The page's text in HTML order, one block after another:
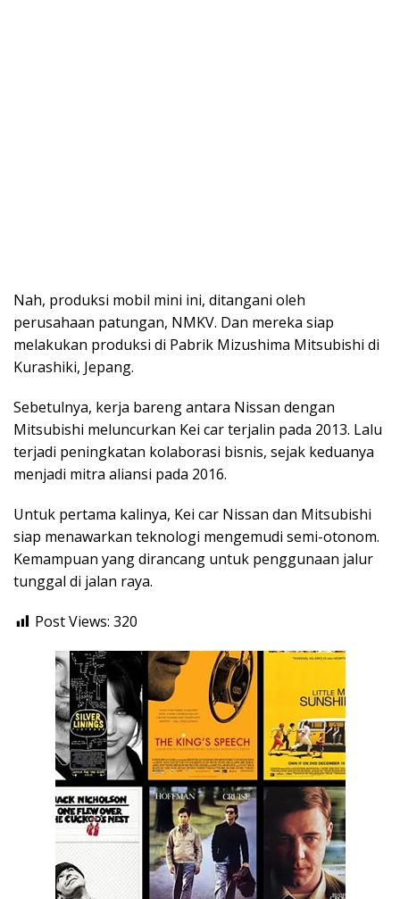
Nah, produksi mobil mini ini, ditangani oleh
perusahaan patungan, NMKV. Dan mereka siap
melakukan produksi di Pabrik Mizushima Mitsubishi di
Kurashiki, Jepang.
Sebetulnya, kerja bareng antara Nissan dengan
Mitsubishi meluncurkan Kei car terjalin pada 2013. Lalu
terjadi peningkatan kolaborasi bisnis, sejak keduanya
menjadi mitra aliansi pada 2016.
Untuk pertama kalinya, Kei car Nissan dan Mitsubishi
siap menawarkan teknologi mengemudi semi-otonom.
Kemampuan yang dirancang untuk penggunaan jalur
tunggal di jalan raya.
Post Views: 320